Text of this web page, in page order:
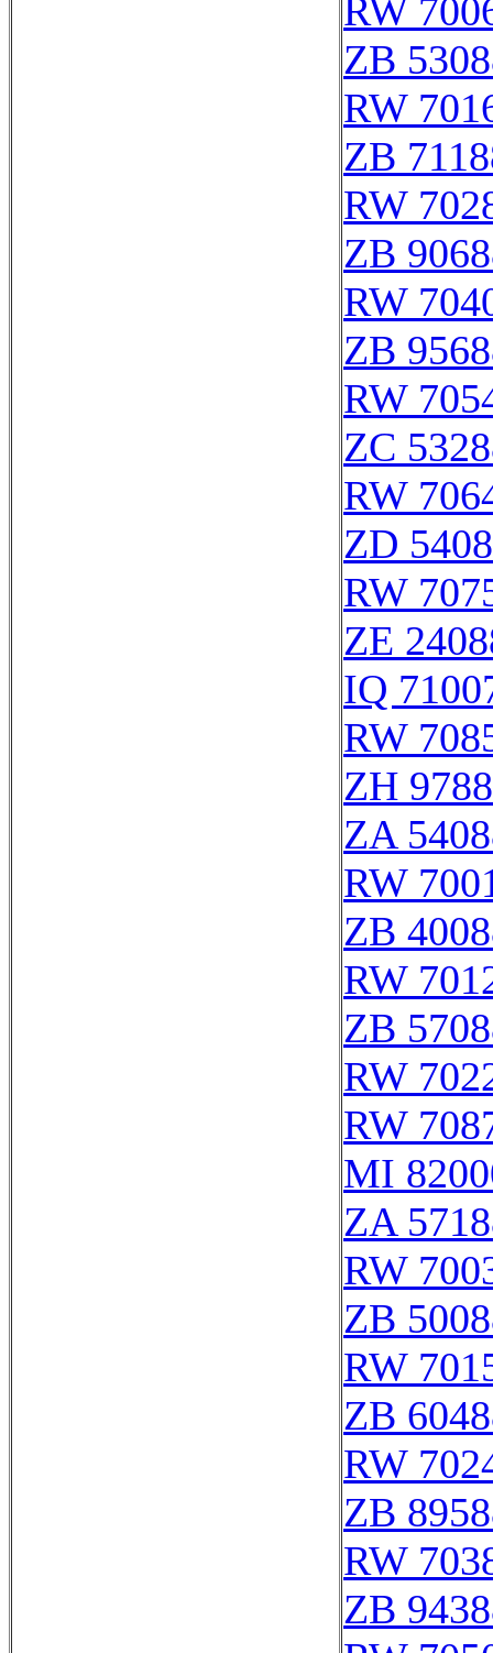
RW
ZB
RW
ZB
RW
ZB
RW
ZB
RW
ZC
RW
ZD
RW
ZE
IQ
RW
ZH 9788
ZA
RW
ZB
RW
ZB
RW
RW
MI
ZA
RW
ZB
RW
ZB
RW
ZB
RW
ZB